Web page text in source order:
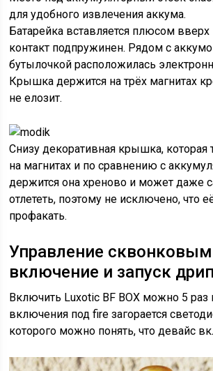
для удобного извлечения аккума.
Батарейка вставляется плюсом
контакт подпружинен. Рядом с
бутылочкой расположилась
Крышка держится на трёх магнитах
не елозит.
Снизу декоративная крышка, которая
на магнитах и по сравнению с
держится она хреново и может даже
отлететь, поэтому не исключено, что
профакать.
Управление
включение и запуск
Включить Luxotic BF BOX можно 5
включения под fire загорается
которого можно понять, что девайс